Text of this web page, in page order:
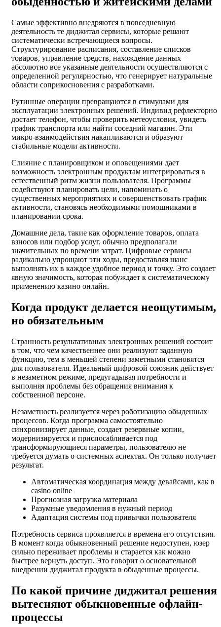
Самые эффективно внедряются в повседневную
деятельность те диджитал сервисы, которые решают
систематически встречающиеся вопросы.
Структурирование расписания, составление списков
товаров, управление средств, нахождение данных –
абсолютно все указанные деятельности осуществляются с
определенной регулярностью, что генерирует натуральные
области соприкосновения с разработками.
Рутинные операции превращаются в стимулами для
эксплуатации электронных решений. Индивид рефлекторно
достает телефон, чтобы проверить метеоусловия, увидеть
график транспорта или найти соседний магазин. Эти
микро-взаимодействия накапливаются и образуют
стабильные модели активности.
Слияние с планировщиком и оповещениями дает
возможность электронным продуктам интегрироваться в
естественный ритм жизни пользователя. Программы
содействуют планировать цели, напоминать о
существенных мероприятиях и совершенствовать график
активности, становясь необходимыми помощниками в
планировании срока.
Домашние дела, такие как оформление товаров, оплата
взносов или подбор услуг, обычно предполагали
значительных по времени затрат. Цифровые сервисы
радикально упрощают эти ходы, предоставляя шанс
выполнять их в каждое удобное период и точку. Это создает
явную значимость, которая побуждает к систематическому
применению казино онлайн.
Когда продукт делается неощутимым,
но обязательным
Странность результативных электронных решений состоит
в том, что чем качественнее они реализуют заданную
функцию, тем в меньшей степени заметными становятся
для пользователя. Идеальный цифровой союзник действует
в незаметном режиме, предугадывая потребности и
выполняя проблемы без обращения внимания к
собственной персоне.
Незаметность реализуется через роботизацию обыденных
процессов. Когда программа самостоятельно
синхронизирует данные, создает резервные копии,
модернизируется и приспосабливается под
трансформирующиеся параметры, пользователю не
требуется думать о системных аспектах. Он только получает
результат.
Автоматическая координация между девайсами, как в
casino online
Прогнозная загрузка материала
Разумные уведомления в нужный период
Адаптация системы под привычки пользователя
Потребность сервиса проявляется в времена его отсутствия.
В момент когда обыкновенный решение недоступен, юзер
сильно переживает проблемы и старается как можно
быстрее вернуть доступ. Это говорит о основательной
внедрении диджитал продукта в обыденные процессы.
По какой причине диджитал решения
вытесняют обыкновенные офлайн-
процессы